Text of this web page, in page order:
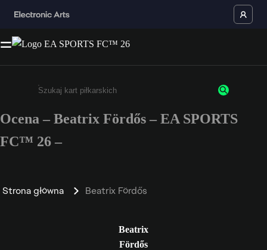
Wpisz co najmniej 3 znaki lub cyfry.
Ocena – Beatrix Fördős – EA SPORTS
FC™ 26 –
Strona główna Beatrix Fördős
Beatrix
Fördős